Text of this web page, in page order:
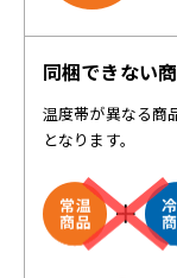
同梱できない
温度帯が異なる商
となります。